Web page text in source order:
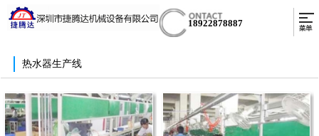
18922878887
热水器生产线